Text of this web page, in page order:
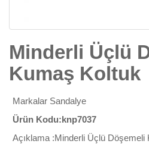
Minderli Üçlü
Kumaş Koltuk
Markalar Sandalye
Ürün Kodu:knp7037
Açıklama :Minderli Üçlü